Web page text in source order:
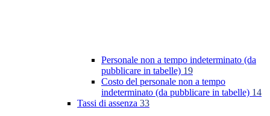
Personale non a tempo indeterminato (da
pubblicare in tabelle) 19
Costo del personale non a tempo
indeterminato (da pubblicare in tabelle) 14
Tassi di assenza 33